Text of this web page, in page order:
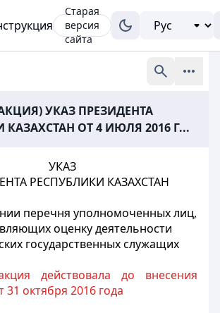
Старая
версия
сайта
УКАЗ ПРЕЗИДЕНТА
КАЗАХСТАН ОТ 4 ИЮЛЯ 2016 Г...
УКАЗ
РЕСПУБЛИКИ КАЗАХСТАН
перечня уполномоченных лиц,
оценку деятельности
государственных служащих
действовала до внесения
октября 2016 года